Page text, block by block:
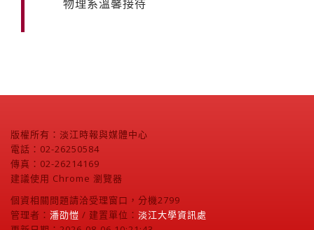
物理系溫馨接待
版權所有：淡江時報與媒體中心
電話：02-26250584
傳真：02-26214169
建議使用 Chrome 瀏覽器
個資相關問題請洽受理窗口，分機2799
管理者： 潘劭愷 / 建置單位： 淡江大學資訊處